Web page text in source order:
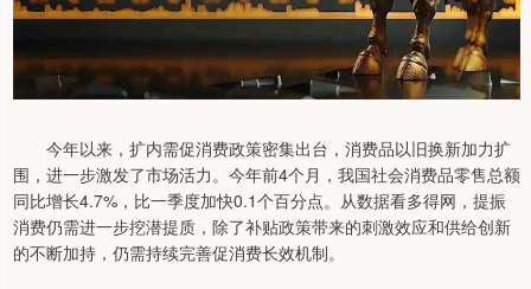
今年以来，扩内需促消费政策密集出台，消费品以旧换新加力扩
围，进一步激发了市场活力。今年前4个月，我国社会消费品零售总额
同比增长4.7%，比一季度加快0.1个百分点。从数据看多得网，提振
消费仍需进一步挖潜提质，除了补贴政策带来的刺激效应和供给创新
的不断加持，仍需持续完善促消费长效机制。